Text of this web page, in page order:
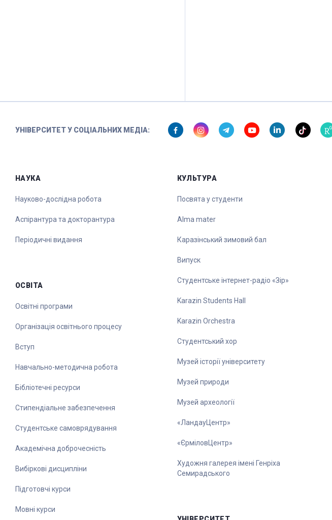
УНІВЕРСИТЕТ У СОЦІАЛЬНИХ МЕДІА:
НАУКА
Науково-дослідна робота
Аспірантура та докторантура
Періодичні видання
ОСВІТА
Освітні програми
Організація освітнього процесу
Вступ
Навчально-методична робота
Бібліотечні ресурси
Стипендіальне забезпечення
Студентське самоврядування
Академічна доброчесність
Вибіркові дисципліни
Підготовчі курси
Мовні курси
КУЛЬТУРА
Посвята у студенти
Alma mater
Каразінський зимовий бал
Випуск
Студентське інтернет-радіо «Зір»
Karazin Students Hall
Karazin Orchestra
Студентський хор
Музей історії університету
Музей природи
Музей археології
«ЛандауЦентр»
«ЄрміловЦентр»
Художня галерея імені Генріха
Семирадського